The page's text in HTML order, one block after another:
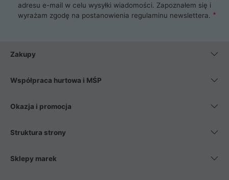
adresu e-mail w celu wysyłki wiadomości. Zapoznałem się i
wyrażam zgodę na postanowienia regulaminu newslettera.
Zakupy
Współpraca hurtowa i MŚP
Okazja i promocja
Struktura strony
Sklepy marek